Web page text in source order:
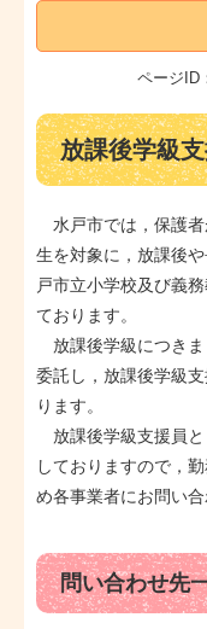
ページID
放課後学級
水戸市では，保護者
生を対象に，放課後
戸市立小学校及び義
ております。
放課後学級につきま
委託し，放課後学級
ります。
放課後学級支援員と
しておりますので，
め各事業者にお問い合
問い合わせ先